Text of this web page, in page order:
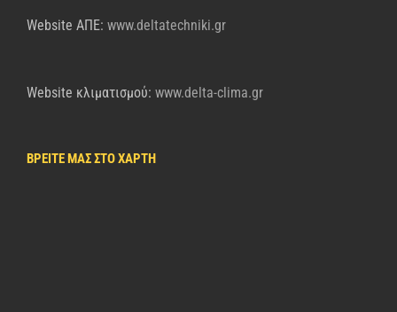
Website AΠΕ: www.deltatechniki.gr
Website κλιματισμού: www.delta-clima.gr
ΒΡΕΙΤΕ ΜΑΣ ΣΤΟ ΧΑΡΤΗ